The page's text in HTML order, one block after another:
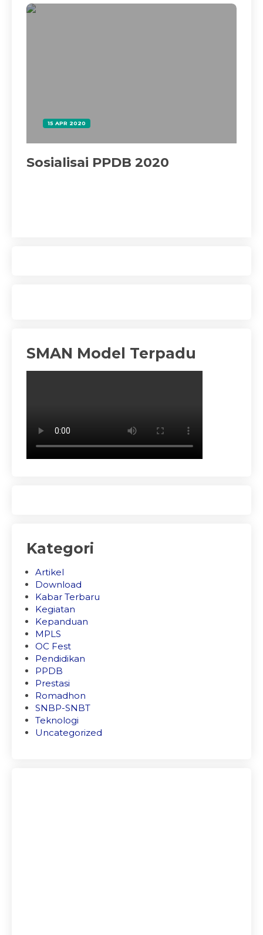
15 APR 2020
Sosialisai PPDB 2020
SMAN Model Terpadu
Kategori
Artikel
Download
Kabar Terbaru
Kegiatan
Kepanduan
MPLS
OC Fest
Pendidikan
PPDB
Prestasi
Romadhon
SNBP-SNBT
Teknologi
Uncategorized